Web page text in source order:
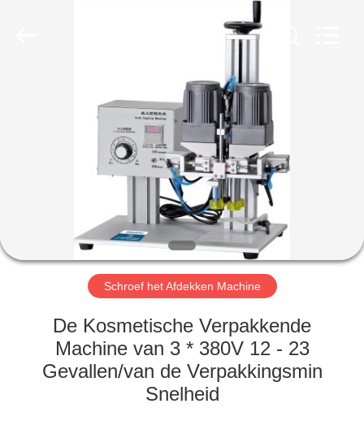
PRODUCTEN
ONGEVEER
FABRIEKSREIS
KWALITEITSCONTROLE
CONTACTEER
Schroef het Afdekken Machine
De Kosmetische Verpakkende
Machine van 3 * 380V 12 - 23
Gevallen/van de Verpakkingsmin
Snelheid